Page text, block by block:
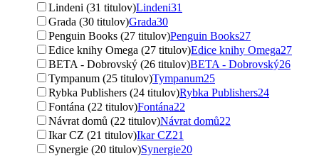
Lindeni (31 titulov)Lindeni31
Grada (30 titulov)Grada30
Penguin Books (27 titulov)Penguin Books27
Edice knihy Omega (27 titulov)Edice knihy Omega27
BETA - Dobrovský (26 titulov)BETA - Dobrovský26
Tympanum (25 titulov)Tympanum25
Rybka Publishers (24 titulov)Rybka Publishers24
Fontána (22 titulov)Fontána22
Návrat domů (22 titulov)Návrat domů22
Ikar CZ (21 titulov)Ikar CZ21
Synergie (20 titulov)Synergie20